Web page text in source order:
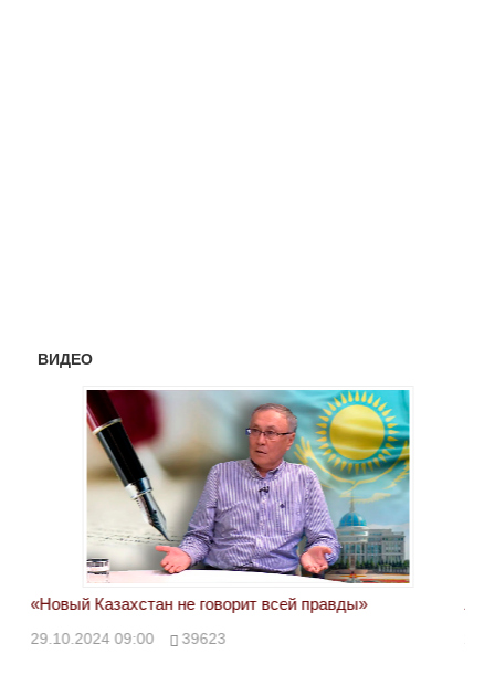
ВИДЕО
«Новый Казахстан не говорит всей правды»
29.10.2024 09:00 39623